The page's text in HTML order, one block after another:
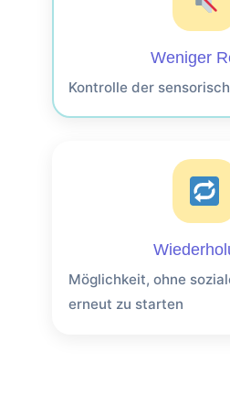
Weniger
Kontrolle der
Möglichkeit, ohne
erneut zu starten